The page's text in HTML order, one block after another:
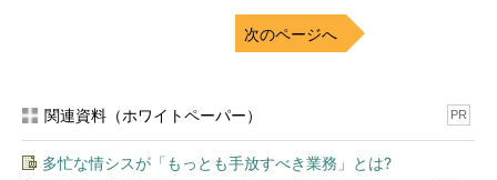
次のページへ
関連資料（ホワイトペーパー） PR
多忙な情シスが「もっとも手放すべき業務」とは?